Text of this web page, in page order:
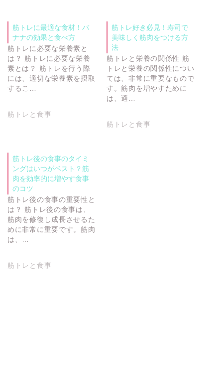
筋トレに最適な食材！バ
ナナの効果と食べ方
筋トレに必要な栄養素と
は？ 筋トレに必要な栄養
素とは？ 筋トレを行う際
には、適切な栄養素を摂取
するこ…
筋トレと食事
筋トレ好き必見！寿司で
美味しく筋肉をつける方
法
筋トレと栄養の関係性 筋
トレと栄養の関係性につい
ては、非常に重要なもので
す。筋肉を増やすために
は、適…
筋トレと食事
筋トレ後の食事のタイミ
ングはいつがベスト？筋
肉を効率的に増やす食事
のコツ
筋トレ後の食事の重要性と
は？ 筋トレ後の食事は、
筋肉を修復し成長させるた
めに非常に重要です。筋肉
は、…
筋トレと食事